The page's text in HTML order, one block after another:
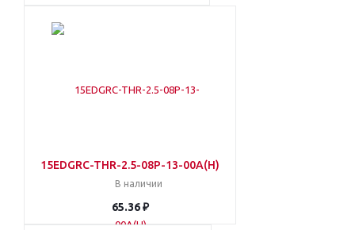
15EDGRC-THR-2.5-08P-13-00A(H)
В наличии
65.36 ₽